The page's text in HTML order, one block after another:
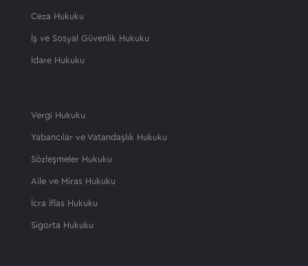
Ceza Hukuku
İş ve Sosyal Güvenlik Hukuku
İdare Hukuku
Vergi Hukuku
Yabancılar ve Vatandaşlık Hukuku
Sözleşmeler Hukuku
Aile ve Miras Hukuku
İcra İflas Hukuku
Sigorta Hukuku